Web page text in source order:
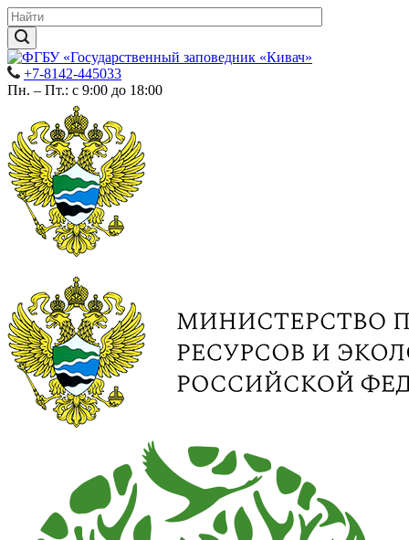
+7-8142-445033
Пн. – Пт.: с 9:00 до 18:00